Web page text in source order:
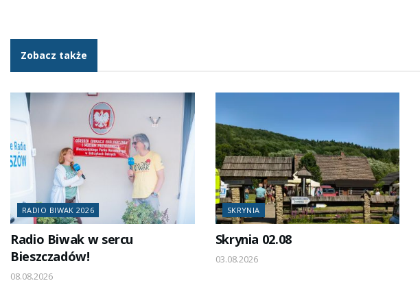
Zobacz także
RADIO BIWAK 2026
Radio Biwak w sercu
Bieszczadów!
08.08.2026
SKRYNIA
Skrynia 02.08
03.08.2026